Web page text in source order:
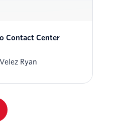
Contact Center
Ryan